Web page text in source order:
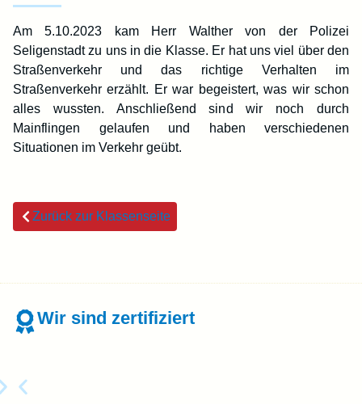
Am 5.10.2023 kam Herr Walther von der Polizei
Seligenstadt zu uns in die Klasse. Er hat uns viel über den
Straßenverkehr und das richtige Verhalten im
Straßenverkehr erzählt. Er war begeistert, was wir schon
alles wussten. Anschließend sind wir noch durch
Mainflingen gelaufen und haben verschiedenen
Situationen im Verkehr geübt.
Zurück zur Klassenseite
Wir sind zertifiziert